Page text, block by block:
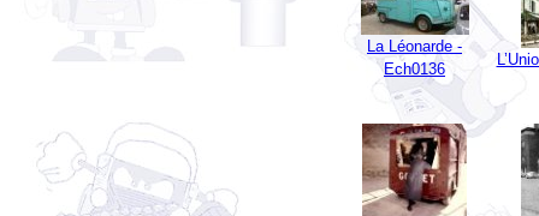
La Léonarde -
Ech0136
Goulet Turpin -